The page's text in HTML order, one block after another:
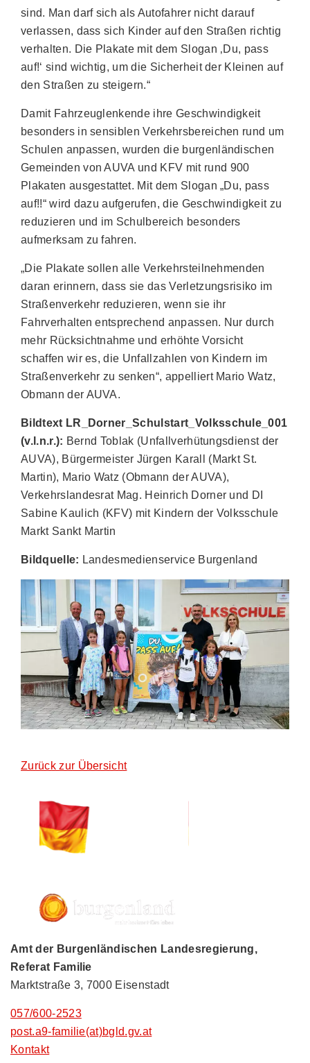
sind. Man darf sich als Autofahrer nicht darauf
verlassen, dass sich Kinder auf den Straßen richtig
verhalten. Die Plakate mit dem Slogan ‚Du, pass
auf!‘ sind wichtig, um die Sicherheit der Kleinen auf
den Straßen zu steigern.“
Damit Fahrzeuglenkende ihre Geschwindigkeit
besonders in sensiblen Verkehrsbereichen rund um
Schulen anpassen, wurden die burgenländischen
Gemeinden von AUVA und KFV mit rund 900
Plakaten ausgestattet. Mit dem Slogan „Du, pass
auf!!“ wird dazu aufgerufen, die Geschwindigkeit zu
reduzieren und im Schulbereich besonders
aufmerksam zu fahren.
„Die Plakate sollen alle Verkehrsteilnehmenden
daran erinnern, dass sie das Verletzungsrisiko im
Straßenverkehr reduzieren, wenn sie ihr
Fahrverhalten entsprechend anpassen. Nur durch
mehr Rücksichtnahme und erhöhte Vorsicht
schaffen wir es, die Unfallzahlen von Kindern im
Straßenverkehr zu senken“, appelliert Mario Watz,
Obmann der AUVA.
Bildtext LR_Dorner_Schulstart_Volksschule_001
(v.l.n.r.): Bernd Toblak (Unfallverhütungsdienst der
AUVA), Bürgermeister Jürgen Karall (Markt St.
Martin), Mario Watz (Obmann der AUVA),
Verkehrslandesrat Mag. Heinrich Dorner und DI
Sabine Kaulich (KFV) mit Kindern der Volksschule
Markt Sankt Martin
Bildquelle: Landesmedienservice Burgenland
Zurück zur Übersicht
Amt der Burgenländischen Landesregierung,
Referat Familie
Marktstraße 3, 7000 Eisenstadt
057/600-2523
post.a9-familie(at)bgld.gv.at
Kontakt